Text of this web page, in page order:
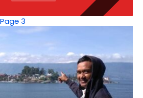
Page 3